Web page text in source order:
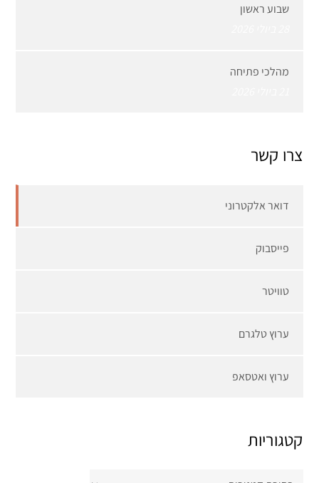
שבוע ראשון
מהלכי פתיחה
צרו קשר
דואר אלקטרוני
פייסבוק
טוויטר
ערוץ טלגרם
ערוץ ואטסאפ
קטגוריות